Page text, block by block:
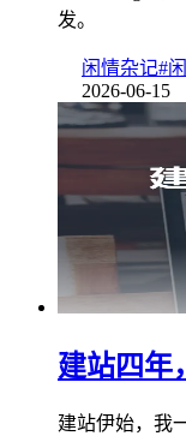
发。
闲情杂记#
2026-06-15
建站四年
建站伊始，我